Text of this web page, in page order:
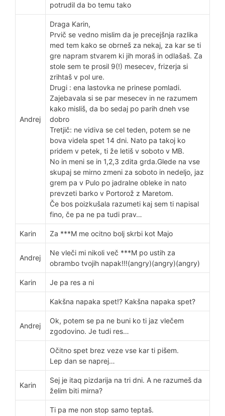
potrudil da bo temu tako
Andrej
Draga Karin,
Prvič se vedno mislim da je precejšnja razlika
med tem kako se obrneš za nekaj, za kar se ti
gre napram stvarem ki jih moraš in odlašaš. Za
stole sem te prosil 9(!) mesecev, frizerja si
zrihtaš v pol ure.
Drugi : ena lastovka ne prinese pomladi.
Zajebavala si se par mesecev in ne razumem
kako misliš, da bo sedaj po parih dneh vse
dobro
Tretjič: ne vidiva se cel teden, potem se ne
bova videla spet 14 dni. Nato pa takoj ko
pridem v petek, ti že letiš v soboto v MB.
No in meni se in 1,2,3 zdita grda.Glede na vse
skupaj se mirno zmeni za soboto in nedeljo, jaz
grem pa v Pulo po jadralne obleke in nato
prevzeti barko v Portorož z Maretom.
Če bos poizkušala razumeti kaj sem ti napisal
fino, če pa ne pa tudi prav…
Karin Za ***M me ocitno bolj skrbi kot Majo
Andrej
Ne vleči mi nikoli več ***M po ustih za
obrambo tvojih napak!!!(angry)(angry)(angry)
Karin Je pa res a ni
Kakšna napaka spet!? Kakšna napaka spet?
Andrej
Ok, potem se pa ne buni ko ti jaz vlečem
zgodovino. Je tudi res…
Očitno spet brez veze vse kar ti pišem.
Lep dan se naprej…
Karin
Sej je itaq pizdarija na tri dni. A ne razumeš da
želim biti mirna?
Ti pa me non stop samo teptaš.